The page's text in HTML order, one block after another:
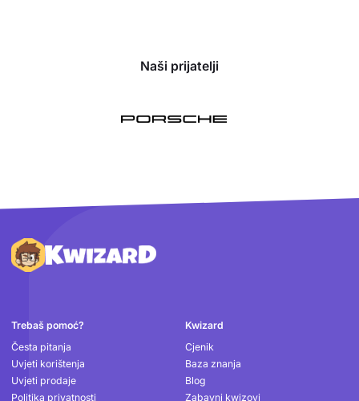
Naši prijatelji
Podnožje
Trebaš pomoć?
Česta pitanja
Uvjeti korištenja
Uvjeti prodaje
Politika privatnosti
Kwizard
Cjenik
Baza znanja
Blog
Zabavni kwizovi